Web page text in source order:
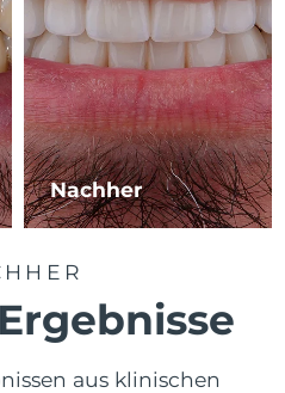
Nachher
aus klinischen